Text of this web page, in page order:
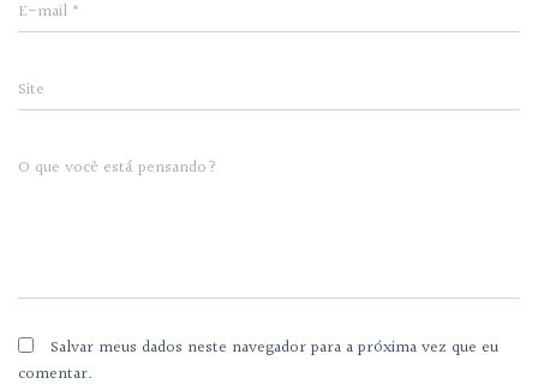
E-mail *
Site
O que você está pensando?
Salvar meus dados neste navegador para a próxima vez que eu
comentar.